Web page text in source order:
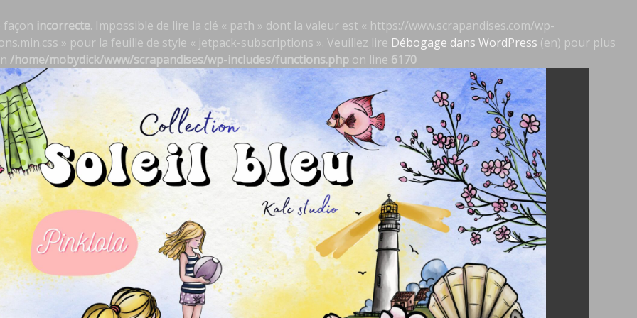
façon incorrecte. Impossible de lire la clé « path » dont la valeur est « https://www.scrapandises.com/wp-
» pour la feuille de style « jetpack-subscriptions ». Veuillez lire Débogage dans WordPress (en) pour plus
/home/mobydick/www/scrapandises/wp-includes/functions.php on line 6170